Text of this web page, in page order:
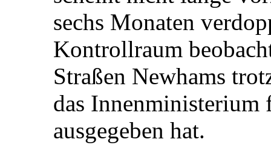
sechs Monaten
Kontrollraum
Straßen Newhams
das Innenministerium
ausgegeben hat.